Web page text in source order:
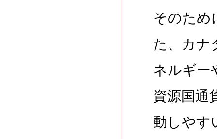
そのため
た、カナ
ネルギー
資源国通
動しやす